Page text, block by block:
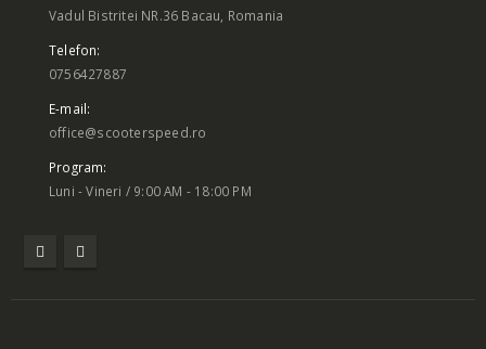
Vadul Bistritei NR.36 Bacau, Romania
Telefon:
0756427887
E-mail:
office@scooterspeed.ro
Program:
Luni - Vineri / 9:00 AM - 18:00 PM